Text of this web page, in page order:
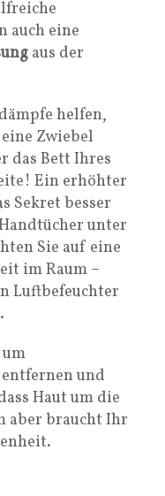
auch eine
aus der
helfen,
Zwiebel
das Bett Ihres
Ein erhöhter
Sekret besser
unter
Sie auf eine
im Raum –
Luftbefeuchter
und
Haut um die
aber braucht Ihr